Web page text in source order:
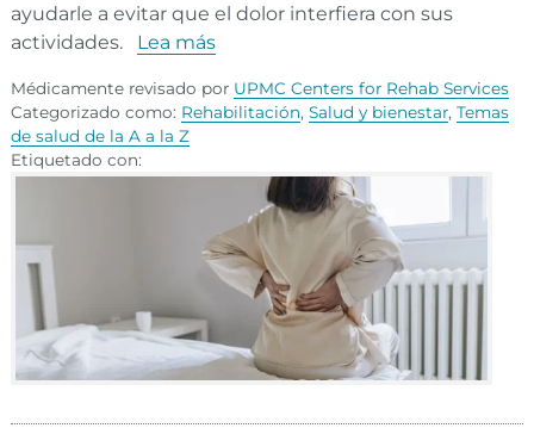
ayudarle a evitar que el dolor interfiera con sus
actividades.
Lea más
Médicamente revisado por UPMC Centers for Rehab Services
Categorizado como: Rehabilitación, Salud y bienestar, Temas
de salud de la A a la Z
Etiquetado con: